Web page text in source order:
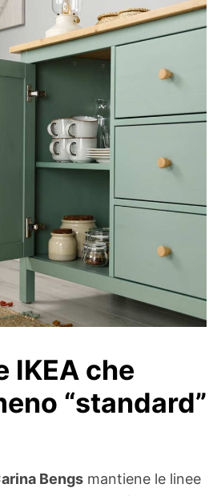
IKEA che
“standard”
Bengs mantiene le linee